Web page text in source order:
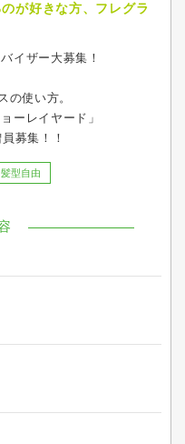
が好きな方、フレグラ
イザー大募集！
の使い方。
ーレイヤード」
募集！！
型自由